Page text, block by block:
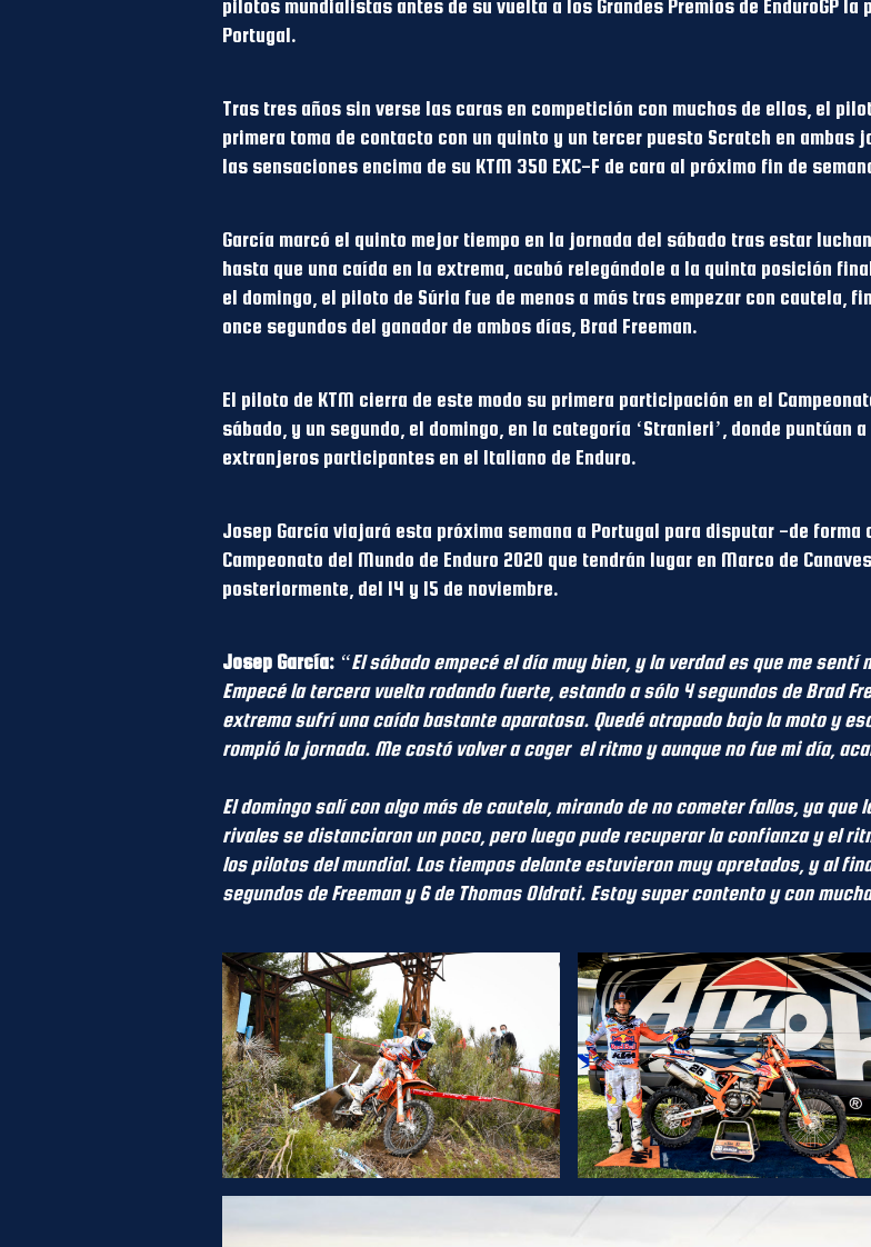
pilotos mundialistas antes de su vuelta a los Grandes Premios de EnduroGP la
Portugal.
Tras tres años sin verse las caras en competición con muchos de ellos, el
primera toma de contacto con un quinto y un tercer puesto Scratch en
las sensaciones encima de su KTM 350 EXC-F de cara al próximo fin de
García marcó el quinto mejor tiempo en la jornada del sábado tras estar
hasta que una caída en la extrema, acabó relegándole a la quinta posición
el domingo, el piloto de Súria fue de menos a más tras empezar con cautela,
once segundos del ganador de ambos días, Brad Freeman.
El piloto de KTM cierra de este modo su primera participación en el
sábado, y un segundo, el domingo, en la categoría ‘Stranieri’, donde
extranjeros participantes en el Italiano de Enduro.
Josep García viajará esta próxima semana a Portugal para disputar -de
Campeonato del Mundo de Enduro 2020 que tendrán lugar en Marco de
posteriormente, del 14 y 15 de noviembre.
Josep García: “El sábado empecé el día muy bien, y la verdad es que me
Empecé la tercera vuelta rodando fuerte, estando a sólo 4 segundos de Brad
extrema sufrí una caída bastante aparatosa. Quedé atrapado bajo la moto y
rompió la jornada. Me costó volver a coger el ritmo y aunque no fue mi día,
El domingo salí con algo más de cautela, mirando de no cometer fallos, ya
rivales se distanciaron un poco, pero luego pude recuperar la confianza y el
los pilotos del mundial. Los tiempos delante estuvieron muy apretados, y al
segundos de Freeman y 6 de Thomas Oldrati. Estoy super contento y con